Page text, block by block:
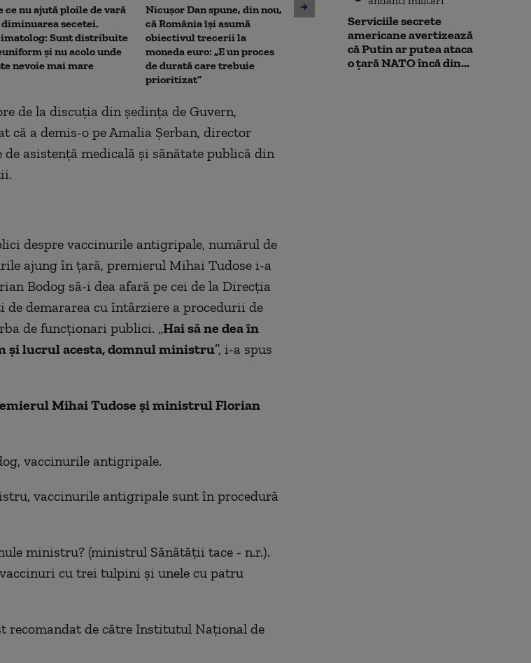
ce nu ajută ploile de vară
secetei.
Sunt distribuite
și nu acolo unde
nevoie mai mare
Nicușor Dan spune, din nou,
că România își asumă
obiectivul trecerii la
moneda euro: „E un proces
de durată care trebuie
prioritizat”
mahmureală după o noapte
de festival: „Uitați de cafea”
reactorul 2 de
de la discuția din ședința de Guvern,
că a demis-o pe Amalia Șerban, director
asistență medicală și sănătate publică din
despre vaccinurile antigripale, numărul de
ajung în țară, premierul Mihai Tudose i-a
Bodog să-i dea afară pe cei de la Direcția
de demararea cu întârziere a procedurii de
de funcționari publici. „Hai să ne dea în
și lucrul acesta, domnul ministru”, i-a spus
Mihai Tudose și ministrul Florian
vaccinurile antigripale.
vaccinurile antigripale sunt în procedură
ministru? (ministrul Sănătății tace - n.r.).
cu trei tulpini și unele cu patru
recomandat de către Institutul Naţional de
Serviciile secrete
americane avertizează
că Putin ar putea ataca
o țară NATO încă din...